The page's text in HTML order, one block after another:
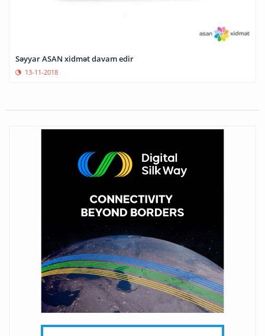
Səyyar ASAN xidmət davam edir
13-11-2018